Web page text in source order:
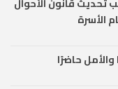
الأسرة
حاضرًا